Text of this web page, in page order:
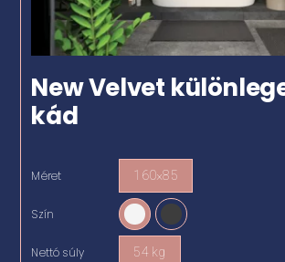
New Velvet
kád
Méret 160×85
Szín
Nettó súly 54 kg